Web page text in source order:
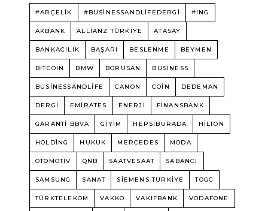
#ARÇELİK #BUSINESSANDLIFEDERGI #ING
AKBANK ALLIANZ TÜRKIYE ATASAY
BANKACILIK BAŞARI BESLENME BEYMEN
BITCOIN BMW BORUSAN BUSINESS
BUSINESSANDLIFE CANON COIN DEDEMAN
DERGI EMIRATES ENERJI FINANSBANK
GARANTI BBVA GIYIM HEPSIBURADA HILTON
HOLDING HUKUK MERCEDES MODA
OTOMOTIV QNB SAATVESAAT SABANCI
SAMSUNG SANAT SIEMENS TÜRKIYE TOGG
TÜRKTELEKOM VAKKO VAKIFBANK VODAFONE